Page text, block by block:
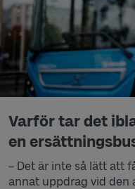
Varför tar det
en
– Det är inte så lätt att
annat uppdrag vid den